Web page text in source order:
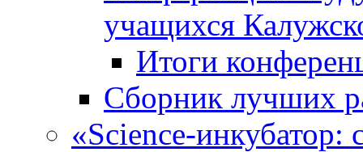
учащихся
Итоги
Сборник лучших
«Science-инкубатор: